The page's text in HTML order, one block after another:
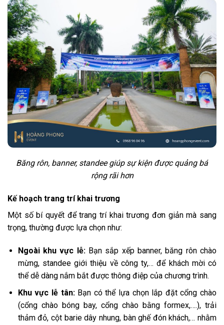
Băng rôn, banner, standee giúp sự kiện được quảng bá
rộng rãi hơn
Kế hoạch trang trí khai trương
Một số bí quyết để trang trí khai trương đơn giản mà sang
trọng, thường được lựa chọn như:
Ngoài khu vực lễ:Bạn sắp xếp banner, băng rôn chào
mừng, standee giới thiệu về công ty,… để khách mời có
thể dễ dàng nắm bắt được thông điệp của chương trình.
Khu vực lễ tân:Bạn có thể lựa chọn lắp đặt cổng chào
(cổng chào bóng bay, cổng chào bằng formex,….), trải
thảm đỏ, cột barie dây nhung, bàn ghế đón khách,… nhằm